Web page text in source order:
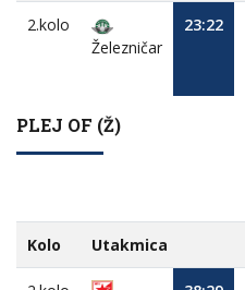
2.kolo
Železničar
23:22
PLEJ OF (Ž)
Kolo Utakmica